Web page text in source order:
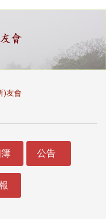
)友會
公告